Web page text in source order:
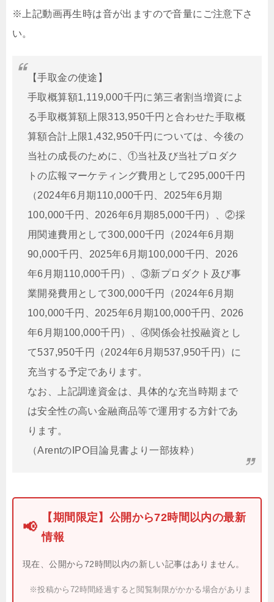
※上記動画再生時は音が出ますので音量にご注意下さ
い。
【手取金の使途】
手取概算額1,119,000千円に第三者割当増資によ
る手取概算額上限313,950千円と合わせた手取概
算額合計上限1,432,950千円については、今後の
当社の成長のために、①当社及び当社プロダク
トの広報マーケティング費用として295,000千円
（2024年6月期110,000千円、2025年6月期
100,000千円、2026年6月期85,000千円）、②採
用関連費用として300,000千円（2024年6月期
90,000千円、2025年6月期100,000千円、2026
年6月期110,000千円）、③新プロダクト及び事
業開発費用として300,000千円（2024年6月期
100,000千円、2025年6月期100,000千円、2026
年6月期100,000千円）、④関係会社投融資とし
て537,950千円（2024年6月期537,950千円）に
充当する予定であります。
なお、上記調達資金は、具体的な充当時期まで
は安全性の高い金融商品等で運用する方針であ
ります。
（ArentのIPO目論見書より一部抜粋）
📢
【期間限定】公開から72時間以内の最新
情報
現在、公開から72時間以内の新しい記事はありません。
※投稿から72時間経過すると閲覧制限がかかる場合がありま